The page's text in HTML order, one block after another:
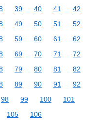
39 40 41
42
49 50 51
52
59 60 61
62
69 70 71
72
79 80 81
82
89 90 91
92
98 99 100
101
105 106